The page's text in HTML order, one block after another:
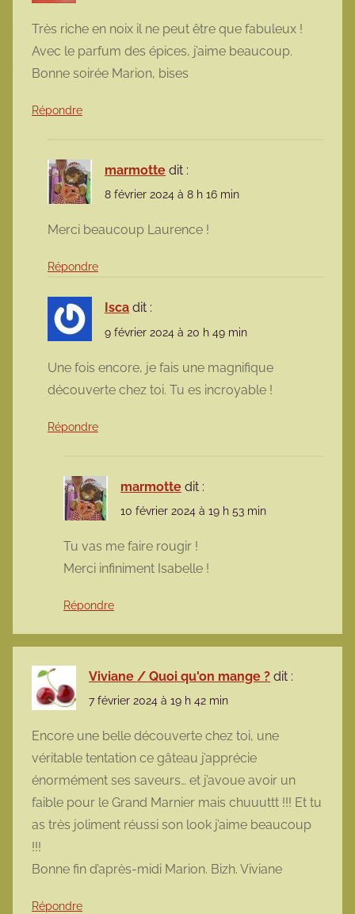
Très riche en noix il ne peut être que fabuleux !
Avec le parfum des épices, j’aime beaucoup.
Bonne soirée Marion, bises
Répondre
marmotte dit :
8 février 2024 à 8 h 16 min
Merci beaucoup Laurence !
Répondre
Isca dit :
9 février 2024 à 20 h 49 min
Une fois encore, je fais une magnifique
découverte chez toi. Tu es incroyable !
Répondre
marmotte dit :
10 février 2024 à 19 h 53 min
Tu vas me faire rougir !
Merci infiniment Isabelle !
Répondre
Viviane / Quoi qu'on mange ? dit :
7 février 2024 à 19 h 42 min
Encore une belle découverte chez toi, une
véritable tentation ce gâteau j’apprécie
énormément ses saveurs… et j’avoue avoir un
faible pour le Grand Marnier mais chuuuttt !!! Et tu
as très joliment réussi son look j’aime beaucoup
!!!
Bonne fin d’après-midi Marion. Bizh. Viviane
Répondre